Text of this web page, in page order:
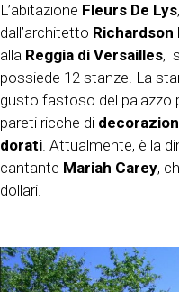
L’abitazione Fleurs De Lys
dall’architetto Richardson
alla Reggia di Versailles,
possiede 12 stanze. La
gusto fastoso del palazzo
pareti ricche di
dorati. Attualmente, è la
cantante Mariah Carey,
dollari.